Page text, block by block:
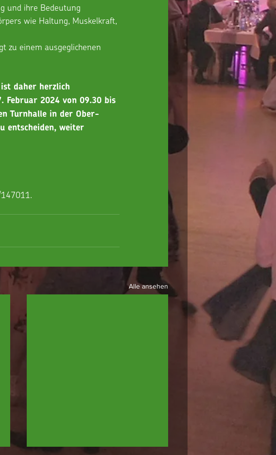
und ihre Bedeutung
wie Haltung, Muskelkraft,
zu einem ausgeglichenen
daher herzlich
Februar 2024 von 09.30 bis
Turnhalle in der Ober-
entscheiden, weiter
Alle ansehen